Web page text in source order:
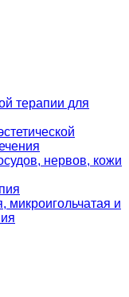
терапии для
нервов, кожи
микроигольчатая и